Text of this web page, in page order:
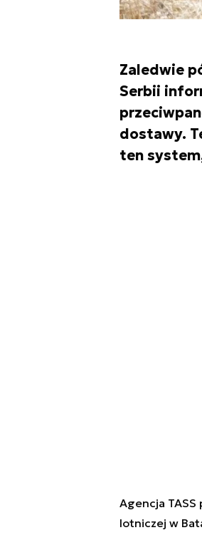
Zaledwie
Serbii
dostawy.
ten
Agencja
lotniczej w